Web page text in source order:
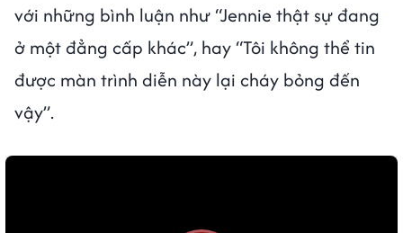
với những bình luận như “Jennie thật sự đang
ở một đẳng cấp khác”, hay “Tôi không thể tin
được màn trình diễn này lại cháy bỏng đến
vậy”.